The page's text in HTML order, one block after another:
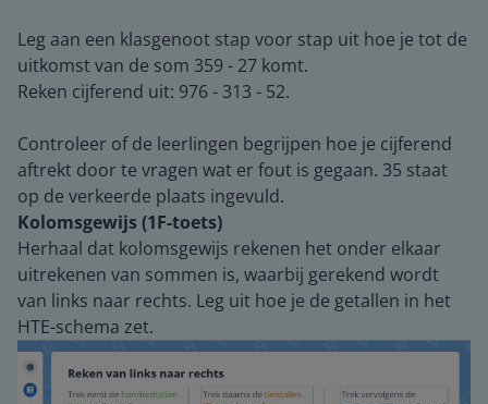
Leg aan een klasgenoot stap voor stap uit hoe je tot de
uitkomst van de som 359 - 27 komt.
Reken cijferend uit: 976 - 313 - 52.
Controleer of de leerlingen begrijpen hoe je cijferend
aftrekt door te vragen wat er fout is gegaan. 35 staat
op de verkeerde plaats ingevuld.
Kolomsgewijs (1F-toets)
Herhaal dat kolomsgewijs rekenen het onder elkaar
uitrekenen van sommen is, waarbij gerekend wordt
van links naar rechts. Leg uit hoe je de getallen in het
HTE-schema zet.